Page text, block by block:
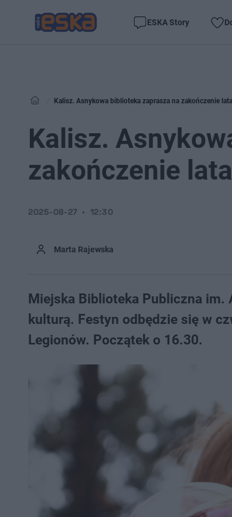
ESKA Story
Kalisz. Asnykowa biblioteka zaprasza na zakończenie
Kalisz.
zakończenie
Marta Rajewska
2025-08-27 12:30
Miejska Biblioteka Publiczna im.
kulturą. Festyn odbędzie się w
Legionów. Początek o 16.30.